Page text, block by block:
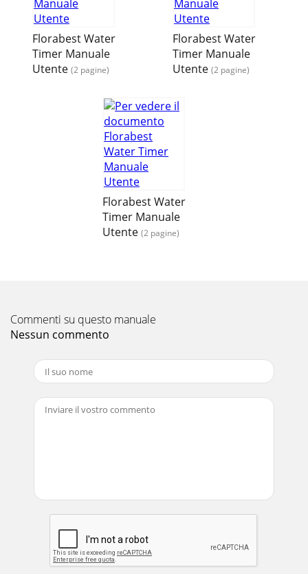
Florabest Water
Timer Manuale
Utente (2 pagine)
Florabest Water
Timer Manuale
Utente (2 pagine)
Florabest Water
Timer Manuale
Utente (2 pagine)
Commenti su questo manuale
Nessun commento